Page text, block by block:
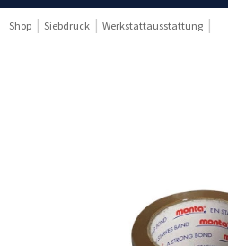
Shop Siebdruck Werkstattausstattung